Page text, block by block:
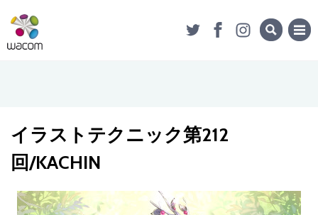
イラストテクニック第212
回/KACHIN